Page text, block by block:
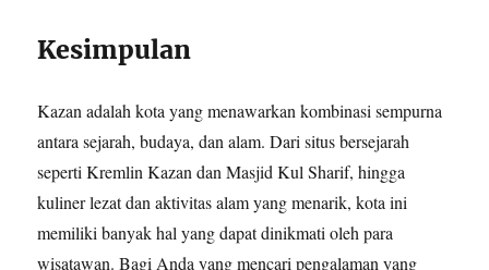
Kesimpulan
Kazan adalah kota yang menawarkan kombinasi sempurna
antara sejarah, budaya, dan alam. Dari situs bersejarah
seperti Kremlin Kazan dan Masjid Kul Sharif, hingga
kuliner lezat dan aktivitas alam yang menarik, kota ini
memiliki banyak hal yang dapat dinikmati oleh para
wisatawan. Bagi Anda yang mencari pengalaman yang